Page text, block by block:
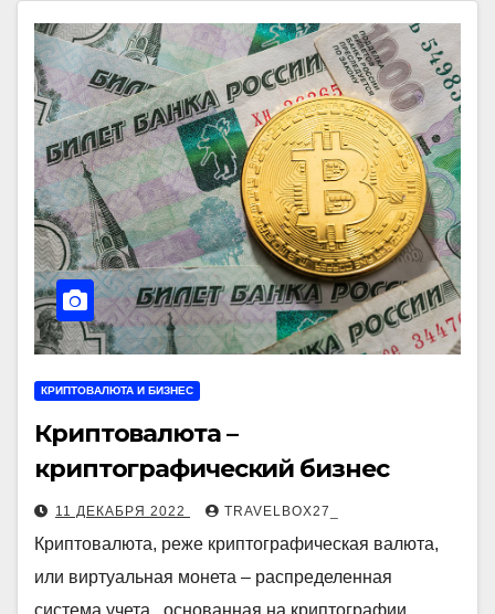
КРИПТОВАЛЮТА И БИЗНЕС
Криптовалюта –
криптографический бизнес
11 ДЕКАБРЯ 2022 TRAVELBOX27_
Криптовалюта, реже криптографическая валюта,
или виртуальная монета – распределенная
система учета , основанная на криптографии,